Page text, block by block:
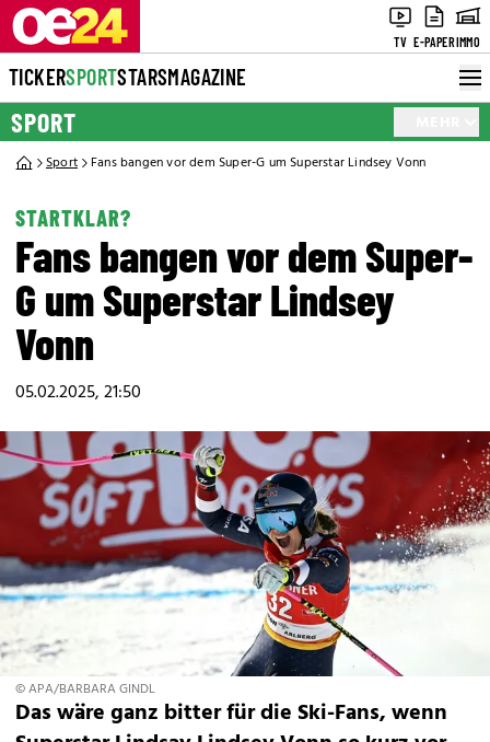
TV E-PAPERIMMO
TICKERSPORTSTARSMAGAZINE
SPORT
Sport Fans bangen vor dem Super-G um Superstar Lindsey Vonn
STARTKLAR?
Fans bangen vor dem Super-
G um Superstar Lindsey
Vonn
05.02.2025, 21:50
© APA/BARBARA GINDL
Das wäre ganz bitter für die Ski-Fans, wenn